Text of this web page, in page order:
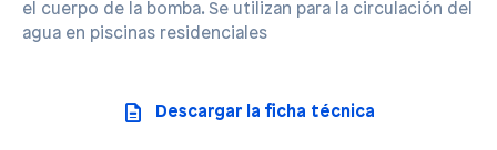
el cuerpo de la bomba. Se utilizan para la circulación del
agua en piscinas residenciales
Descargar la ficha técnica